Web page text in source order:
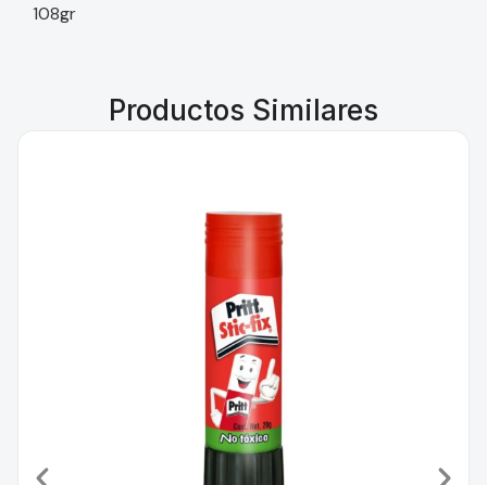
108gr
Productos Similares